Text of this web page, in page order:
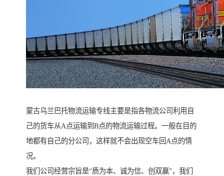
蒙古乌兰巴托物流运输专线主要是指各物流公司利用自
己的货车从A点运输到B点的物流运输过程。一般在目的
地都有自己的分公司，这样就不会出现空车回A点的情
况。
我们公司经营宗旨是“质为本、诚为信、创双赢”，我们